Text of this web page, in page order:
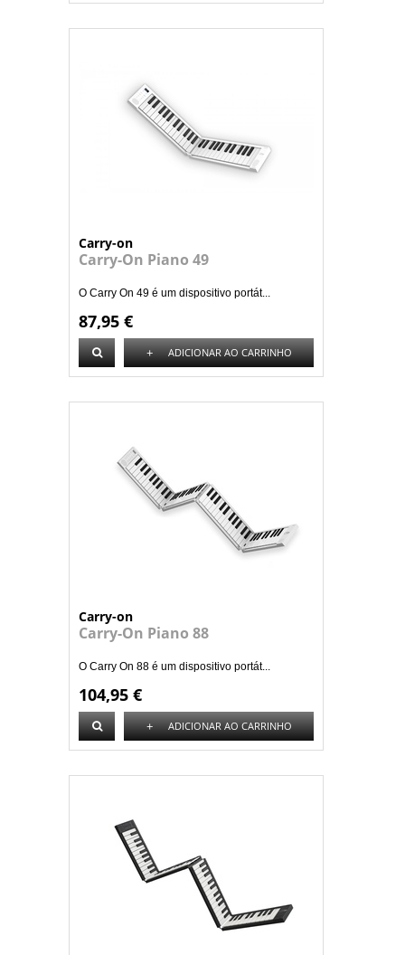
Carry-on
Carry-On Piano 49
O Carry On 49 é um dispositivo portát...
87,95 €
+ ADICIONAR AO CARRINHO
Carry-on
Carry-On Piano 88
O Carry On 88 é um dispositivo portát...
104,95 €
+ ADICIONAR AO CARRINHO